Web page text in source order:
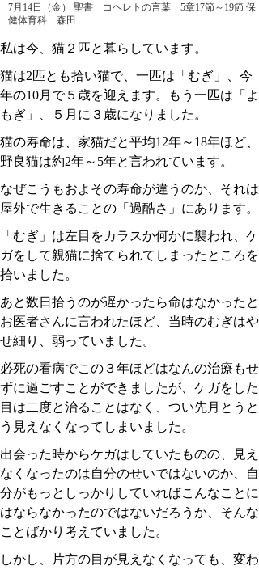
7月14日（金） 聖書 コヘレトの言葉 5章17節～19節 保
健体育科 森田
私は今、猫２匹と暮らしています。
猫は2匹とも拾い猫で、一匹は「むぎ」、今
年の10月で５歳を迎えます。もう一匹は「よ
もぎ」、５月に３歳になりました。
猫の寿命は、家猫だと平均12年～18年ほど、
野良猫は約2年～5年と言われています。
なぜこうもおよその寿命が違うのか、それは
屋外で生きることの「過酷さ」にあります。
「むぎ」は左目をカラスか何かに襲われ、ケ
ガをして親猫に捨てられてしまったところを
拾いました。
あと数日拾うのが遅かったら命はなかったと
お医者さんに言われたほど、当時のむぎはや
せ細り、弱っていました。
必死の看病でこの３年ほどはなんの治療もせ
ずに過ごすことができましたが、ケガをした
目は二度と治ることはなく、つい先月とうと
う見えなくなってしまいました。
出会った時からケガはしていたものの、見え
なくなったのは自分のせいではないのか、自
分がもっとしっかりしていればこんなことに
はならなかったのではないだろうか、そんな
ことばかり考えていました。
しかし、片方の目が見えなくなっても、変わ